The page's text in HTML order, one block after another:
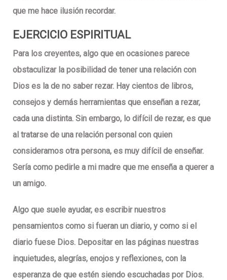
que me hace ilusión recordar.
EJERCICIO ESPIRITUAL
Para los creyentes, algo que en ocasiones parece
obstaculizar la posibilidad de tener una relación con
Dios es la de no saber rezar. Hay cientos de libros,
consejos y demás herramientas que enseñan a rezar,
cada una distinta. Sin embargo, lo difícil de rezar, es que
al tratarse de una relación personal con quien
consideramos otra persona, es muy difícil de enseñar.
Sería como pedirle a mi madre que me enseña a querer a
un amigo.
Algo que suele ayudar, es escribir nuestros
pensamientos como si fueran un diario, y como si el
diario fuese Dios. Depositar en las páginas nuestras
inquietudes, alegrías, enojos y reflexiones, con la
esperanza de que estén siendo escuchadas por Dios.